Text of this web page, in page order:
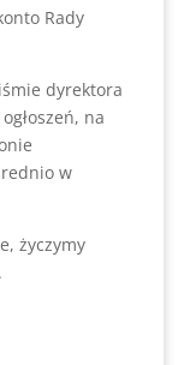
Rady
dyrektora
na
w
życzymy